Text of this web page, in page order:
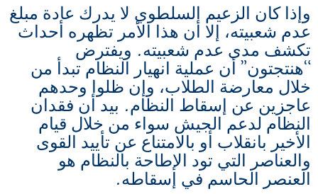
وإذا كان الزعيم السلطوي لا يدرك عادة مبلغ
عدم شعبيته، إلا أن هذا الأمر تظهره أحداث
تكشف مدى عدم شعبيته. ويفترض
“هنتجتون” أن عملية انهيار النظام تبدأ من
خلال معارضة الطلاب، وإن ظلوا وحدهم
عاجزين عن إسقاط النظام. بيد أن فقدان
النظام لدعم الجيش سواء من خلال قيام
الأخير بانقلاب أو بالامتناع عن تأييد القوى
والعناصر التي تود الإطاحة بالنظام هو
العنصر الحاسم في إسقاطه.